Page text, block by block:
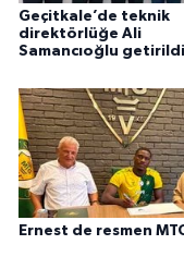
Geçitkale’de teknik
direktörlüğe Ali
Samancıoğlu getirildi
Ernest de resmen